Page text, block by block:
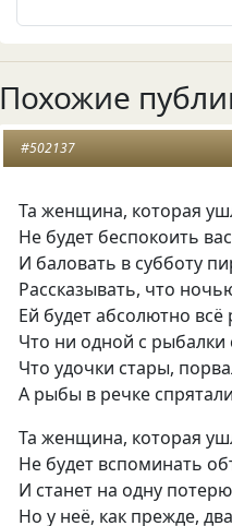
Похожие
#502137
Та женщина, которая
Не будет беспокоить
И баловать в субботу
Рассказывать, что
Ей будет абсолютно всё
Что ни одной с рыбалки
Что удочки стары,
А рыбы в речке
Та женщина, которая
Не будет вспоминать
И станет на одну
Но у неё, как прежде,